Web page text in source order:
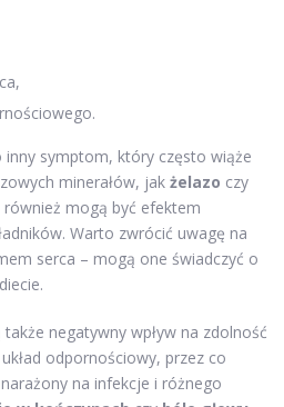
inny symptom, który często wiąże
minerałów, jak żelazo czy
również mogą być efektem
Warto zwrócić uwagę na
serca – mogą one świadczyć o
negatywny wpływ na zdolność
odpornościowy, przez co
na infekcje i różnego